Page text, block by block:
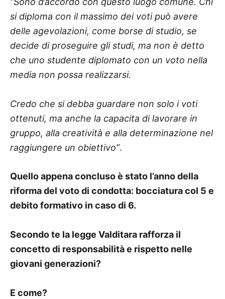
si diploma con il massimo dei voti può avere
delle agevolazioni, come borse di studio, se
decide di proseguire gli studi, ma non è detto
che uno studente diplomato con un voto nella
media non possa realizzarsi.
Credo che si debba guardare non solo i voti
ottenuti, ma anche la capacita di lavorare in
gruppo, alla creatività e alla determinazione nel
raggiungere un obiettivo”.
Quello appena concluso è stato l’anno della
riforma del voto di condotta: bocciatura col 5 e
debito formativo in caso di 6.
Secondo te la legge Valditara rafforza il
concetto di responsabilità e rispetto nelle
giovani generazioni?
E come?